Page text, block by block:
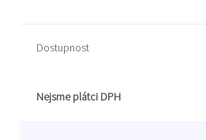
Dostupnost
Nejsme plátci DPH